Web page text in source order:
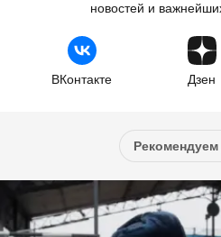
новостей и
ВКонтакте Дзен